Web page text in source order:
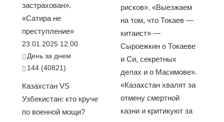
застрахован».
«Сатира не
преступление»
23.01.2025 12:00
День за днем
144 (40821)
Казахстан VS
Узбекистан: кто круче
по военной мощи?
рисков». «Выезжаем
на том, что Токаев —
китаист» —
Сыроежкин о Токаеве
и Си, секретных
делах и о Масимове».
«Казахстан хвалят за
отмену смертной
казни и критикуют за